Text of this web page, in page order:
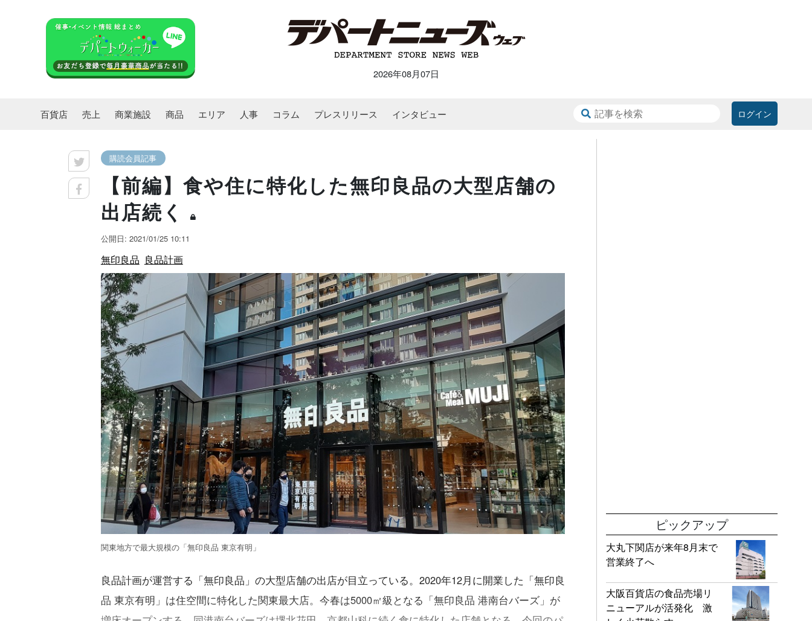
2026年08月07日
ログイン
百貨店 売上 商業施設 商品 エリア 人事 コラム プレスリリース インタビュー
購読会員記事
【前編】食や住に特化した無印良品の大型店舗の
出店続く
公開日: 2021/01/25 10:11
無印良品 良品計画
関東地方で最大規模の「無印良品 東京有明」
良品計画が運営する「無印良品」の大型店舗の出店が目立っている。2020年12月に開業した「無印良
品 東京有明」は住空間に特化した関東最大店。今春は5000㎡級となる「無印良品 港南台バーズ」が
ピックアップ
大丸下関店が来年8月末で
営業終了へ
大阪百貨店の食品売場リ
ニューアルが活発化 激